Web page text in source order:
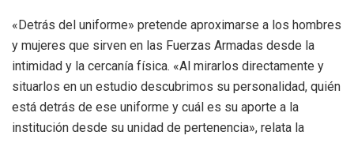
«Detrás del uniforme» pretende aproximarse a los hombres
y mujeres que sirven en las Fuerzas Armadas desde la
intimidad y la cercanía física. «Al mirarlos directamente y
situarlos en un estudio descubrimos su personalidad, quién
está detrás de ese uniforme y cuál es su aporte a la
institución desde su unidad de pertenencia», relata la